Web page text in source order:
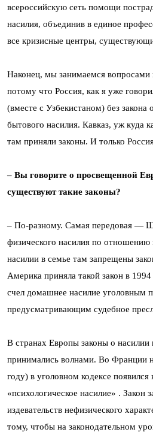
всероссийскую сеть помощи
насилия, объединив в единое
все кризисные центры,
Наконец, мы занимаемся вопросами
потому что Россия, как я уже
(вместе с Узбекистаном) без
бытового насилия. Кавказ, уж куда
там приняли законы. И только
– Вы говорите о просвещенной
существуют такие законы?
– По-разному. Самая передовая —
физического насилия по отношению
насилии в семье там запрещены
Америка приняла такой закон в
счел домашнее насилие уголовным
предусматривающим судебное
В странах Европы законы о
принимались волнами. Во Франции
году) в уголовном кодексе
«психологическое насилие» .
издевательств нефизического
тому, чтобы на законодательном